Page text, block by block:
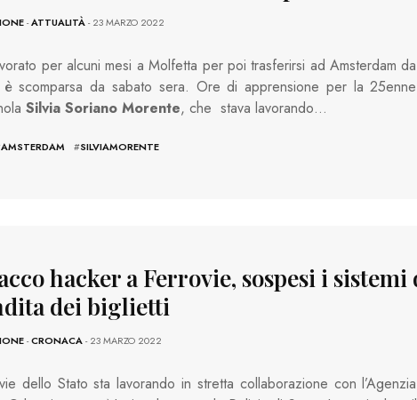
-ATTUALITÀ- 23 MARZO 2022
per alcuni mesi a Molfetta per poi trasferirsi ad Amsterdam da
scomparsa da sabato sera. Ore di apprensione per la 25enne
Silvia Soriano Morente, che stava lavorando…
AMSTERDAM #SILVIAMORENTE
hacker a Ferrovie, sospesi i sistemi
dei biglietti
-CRONACA- 23 MARZO 2022
dello Stato sta lavorando in stretta collaborazione con l’Agenzia